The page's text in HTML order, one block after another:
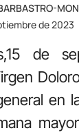
de 2023
de
en